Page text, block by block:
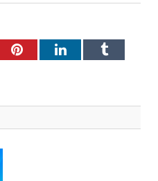
PinterestLinkedInTumblr